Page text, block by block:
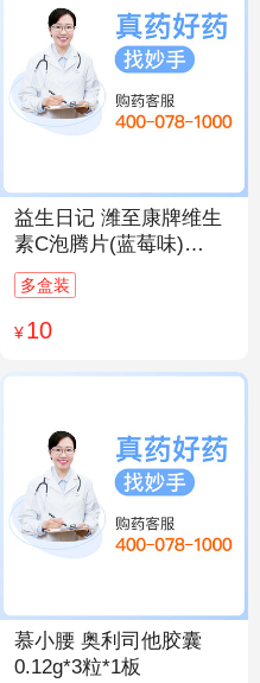
益生日记 潍至康牌维生
素C泡腾片(蓝莓味)
4.0g*20片
多盒装
¥10
慕小腰 奥利司他胶囊
0.12g*3粒*1板